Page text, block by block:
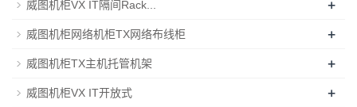
威图机柜VX IT隔间Rack... +
威图机柜网络机柜TX网络布线柜 +
威图机柜TX主机托管机架 +
威图机柜VX IT开放式 +